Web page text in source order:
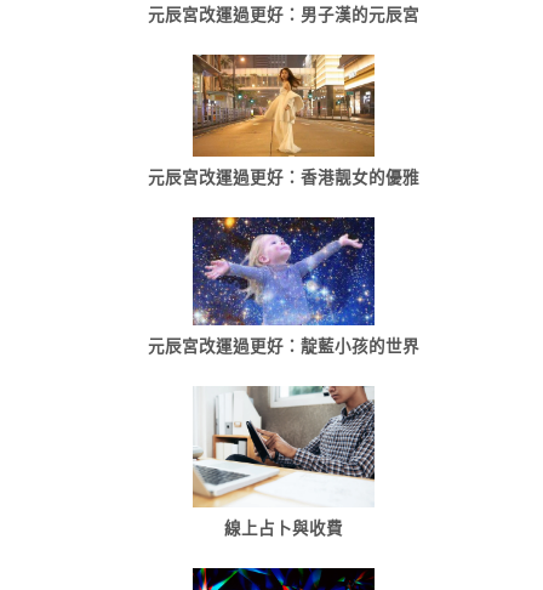
元辰宮改運過更好：男子漢的元辰宮
元辰宮改運過更好：香港靓女的優雅
元辰宮改運過更好：靛藍小孩的世界
線上占卜與收費